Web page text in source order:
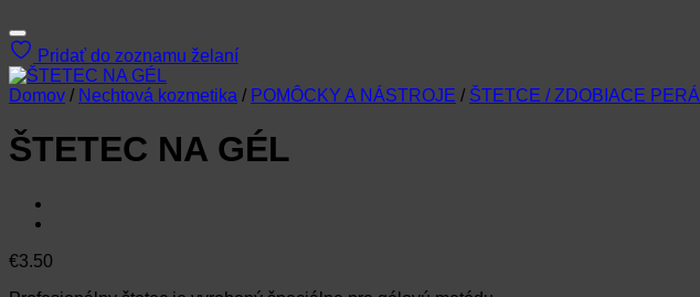
Pridať do zoznamu želaní
Domov / Nechtová kozmetika / POMÔCKY A NÁSTROJE / ŠTETCE / ZDOBIACE PERÁ
ŠTETEC NA GÉL
€3.50